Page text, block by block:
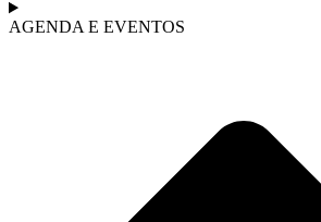
AGENDA E EVENTOS